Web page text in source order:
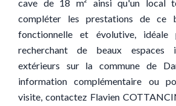
cave de 18 m² ainsi qu'un local
compléter les prestations de ce
fonctionnelle et évolutive,
recherchant de beaux espaces
extérieurs sur la commune de
information complémentaire ou
visite, contactez Flavien